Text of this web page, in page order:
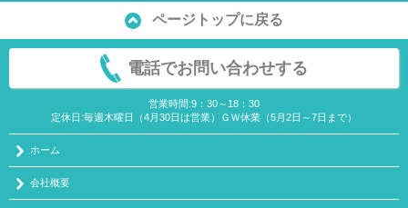
ページトップに戻る
電話でお問い合わせする
営業時間:9：30～18：30
定休日:毎週木曜日（4月30日は営業）ＧＷ休業（5月2日～7日まで）
ホーム
会社概要